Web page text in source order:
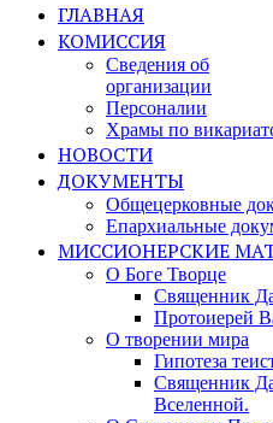
ГЛАВНАЯ
КОМИССИЯ
Сведения об
организации
Персоналии
Храмы по
НОВОСТИ
ДОКУМЕНТЫ
Общецерковные
Епархиальные
МИССИОНЕРСКИЕ
О Боге Творце
Священник
Протоиерей
О творении мира
Гипотеза
Священник
Вселенной.